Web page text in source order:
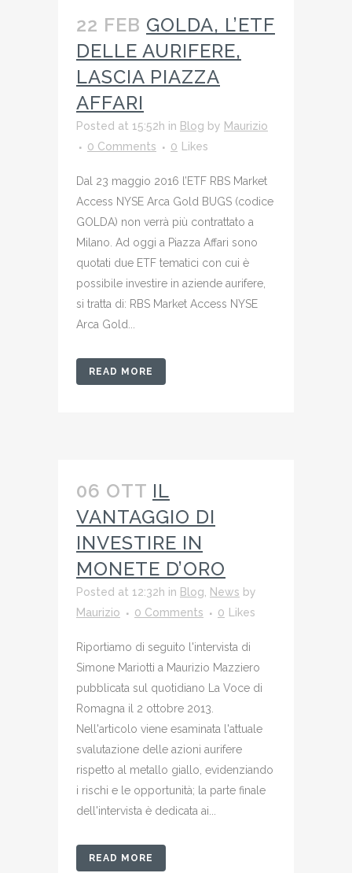
22 FEB GOLDA, L’ETF
DELLE AURIFERE,
LASCIA PIAZZA
AFFARI
Posted at 15:52h in Blog by Maurizio
0 Comments
0 Likes
Dal 23 maggio 2016 l’ETF RBS Market
Access NYSE Arca Gold BUGS (codice
GOLDA) non verrà più contrattato a
Milano. Ad oggi a Piazza Affari sono
quotati due ETF tematici con cui è
possibile investire in aziende aurifere,
si tratta di: RBS Market Access NYSE
Arca Gold...
READ MORE
06 OTT IL
VANTAGGIO DI
INVESTIRE IN
MONETE D’ORO
Posted at 12:32h in Blog, News by
Maurizio
0 Comments 0 Likes
Riportiamo di seguito l'intervista di
Simone Mariotti a Maurizio Mazziero
pubblicata sul quotidiano La Voce di
Romagna il 2 ottobre 2013.
Nell'articolo viene esaminata l'attuale
svalutazione delle azioni aurifere
rispetto al metallo giallo, evidenziando
i rischi e le opportunità; la parte finale
dell'intervista è dedicata ai...
READ MORE